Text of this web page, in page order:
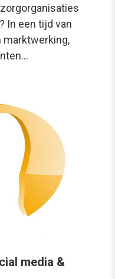
In een tijd van
media &